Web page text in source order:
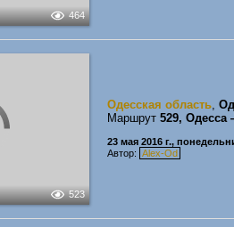
464
523
Одесская область,
Маршрут 529,
23 мая 2016 г.,
Автор: Alex-Od